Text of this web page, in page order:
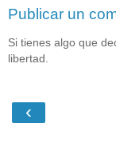
Publicar un
Si tienes algo que
libertad.
‹